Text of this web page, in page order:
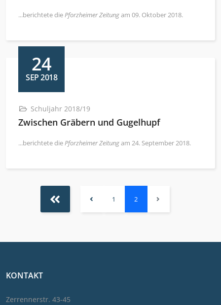
...berichtete diePforzheimer Zeitungam 09. Oktober 2018.
24
SEP 2018
Schuljahr 2018/19
Zwischen Gräbern und Gugelhupf
...berichtete diePforzheimer Zeitungam 24. September 2018.
1 2
KONTAKT
Zerrennerstr. 43-45